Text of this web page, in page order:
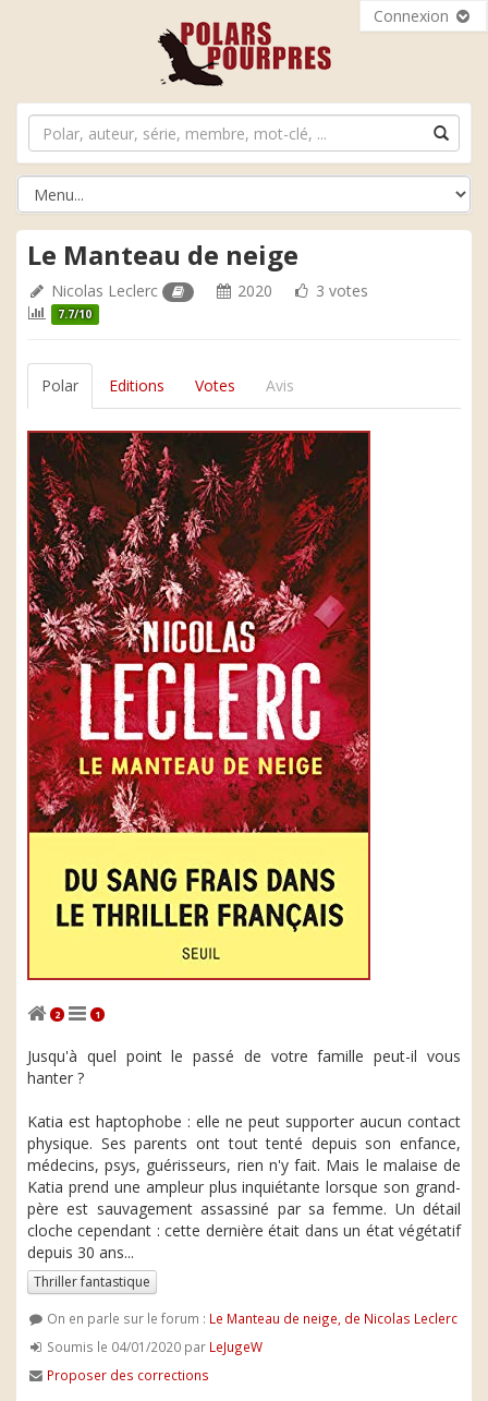
Connexion
Le Manteau de neige
Nicolas Leclerc 2020 3 votes
7.7/10
Polar Editions Votes Avis
2 1
Jusqu'à quel point le passé de votre famille peut-il vous
hanter ?
Katia est haptophobe : elle ne peut supporter aucun contact
physique. Ses parents ont tout tenté depuis son enfance,
médecins, psys, guérisseurs, rien n'y fait. Mais le malaise de
Katia prend une ampleur plus inquiétante lorsque son grand-
père est sauvagement assassiné par sa femme. Un détail
cloche cependant : cette dernière était dans un état végétatif
depuis 30 ans...
Thriller fantastique
On en parle sur le forum : Le Manteau de neige, de Nicolas Leclerc
Soumis le 04/01/2020 par LeJugeW
Proposer des corrections